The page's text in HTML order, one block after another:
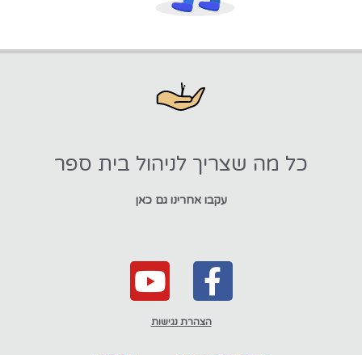
כל מה שצריך לניהול בית ספר
עקבו אחרינו גם כאן
הצהרת נגישות